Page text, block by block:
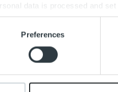
data is processed and
and ads, to provide
site with our social media,
to them or that they’ve
Preferences
ja
ennakoivaan